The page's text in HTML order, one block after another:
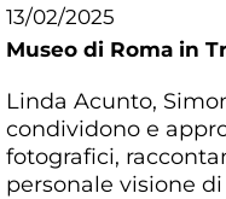
13/02/2025
Museo di Roma in
Linda Acunto,
condividono e
fotografici,
personale visione di